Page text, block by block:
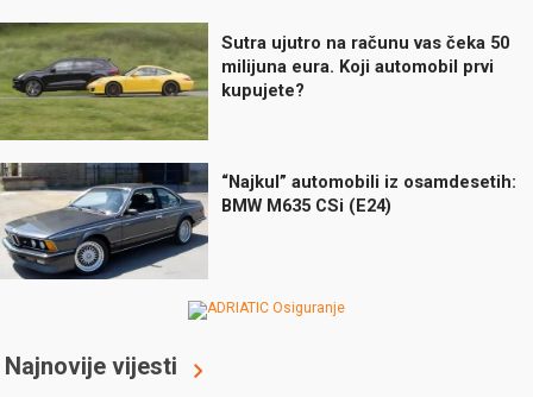
Sutra ujutro na računu vas čeka 50
milijuna eura. Koji automobil prvi
kupujete?
“Najkul” automobili iz osamdesetih:
BMW M635 CSi (E24)
Najnovije vijesti